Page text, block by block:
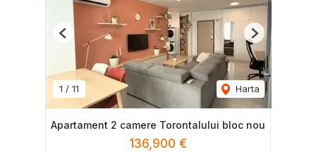
1 / 11 Harta
Previous Next
Apartament 2 camere Torontalului bloc nou
136,900 €